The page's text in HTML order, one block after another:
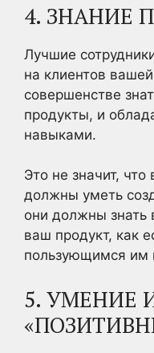
4. ЗНАНИЕ
Лучшие
на клиентов
совершенстве
продукты, и
навыками.
Это не значит,
должны уметь
они должны знать
ваш продукт, как
пользующимся им
5. УМЕНИЕ